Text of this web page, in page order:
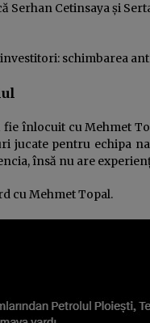
Serhan Cetinsaya și
schimbarea
înlocuit cu Mehmet
jucate pentru echipa
însă nu are
cu Mehmet Topal.